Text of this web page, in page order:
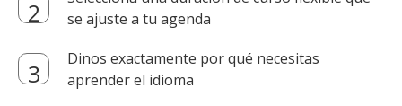
se ajuste a tu agenda
Dinos exactamente por qué necesitas
aprender el idioma